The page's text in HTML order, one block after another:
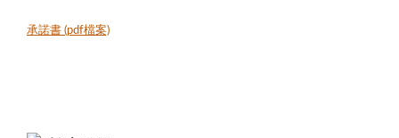
承諾書 (pdf檔案)